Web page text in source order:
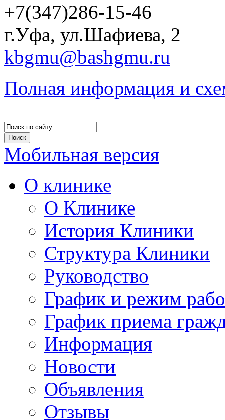
+7(347)286-15-46
г.Уфа, ул.Шафиева, 2
kbgmu@bashgmu.ru
Полная информация и
Мобильная версия
О клинике
О Клинике
История Клиники
Структура Клиники
Руководство
График и режим
График приема
Информация
Новости
Объявления
Отзывы